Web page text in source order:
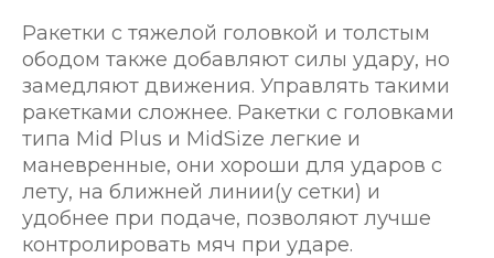
Ракетки с тяжелой головкой и толстым
ободом также добавляют силы удару, но
замедляют движения. Управлять такими
ракетками сложнее. Ракетки с головками
типа Mid Plus и MidSize легкие и
маневренные, они хороши для ударов с
лету, на ближней линии(у сетки) и
удобнее при подаче, позволяют лучше
контролировать мяч при ударе.